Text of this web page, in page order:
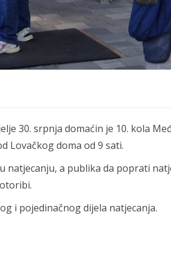
30. srpnja domaćin je 10. kola
Lovačkog doma od 9 sati.
natjecanju, a publika da poprati
i pojedinačnog dijela natjecanja.